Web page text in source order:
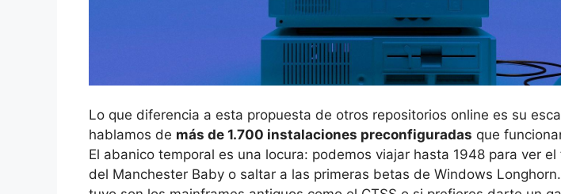
Lo que diferencia a esta propuesta de otros repositorios online es su
hablamos de más de 1.700 instalaciones preconfiguradas que
El abanico temporal es una locura: podemos viajar hasta 1948 para ver
del Manchester Baby o saltar a las primeras betas de Windows